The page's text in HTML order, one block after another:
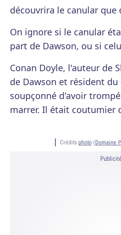
découvrira le canular que
On ignore si le canular
part de Dawson, ou si
Conan Doyle, l'auteur de
de Dawson et résident
soupçonné d'avoir
marrer. Il était coutumier
Crédits photo(Domaine